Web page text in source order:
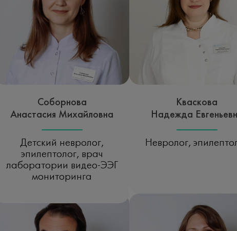
Соборнова
Анастасия Михайловна
Детский невролог,
эпилептолог, врач
лаборатории видео-ЭЭГ
мониторинга
Кваскова
Надежда
Невролог,